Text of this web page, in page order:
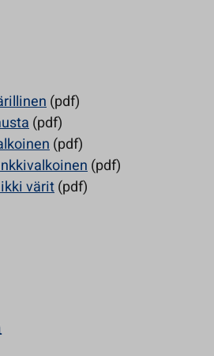
(pdf)
(pdf)
(pdf)
(pdf)
värit(pdf)